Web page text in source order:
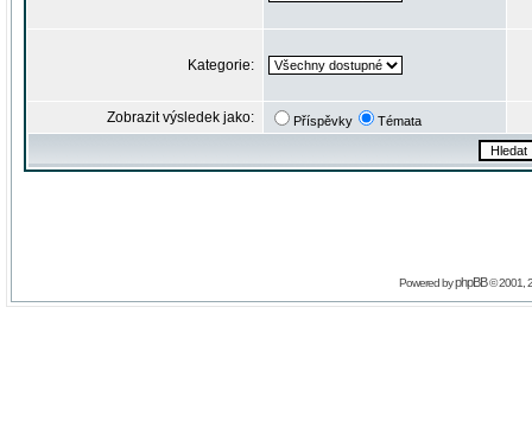
Kategorie:
Zobrazit výsledek jako: Příspěvky Témata
Powered byphpBB© 2001,